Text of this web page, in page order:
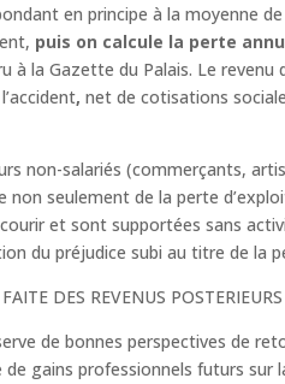
en principe à la moyenne
puis on calcule la perte
à la Gazette du Palais. Le revenu
, net de cotisations
non-salariés (commerçants,
seulement de la perte
et sont supportées sans
du préjudice subi au titre de la
DES REVENUS
de bonnes perspectives de
de gains professionnels futurs sur